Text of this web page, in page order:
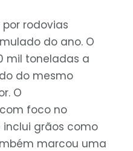
rodovias
do ano. O
mil toneladas a
do mesmo
O
foco no
inclui grãos como
marcou uma